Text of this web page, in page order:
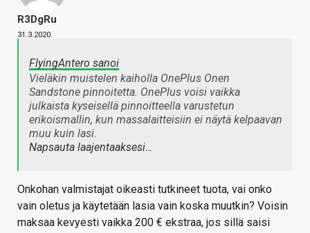
R3DgRu
31.3.2020
FlyingAntero sanoi
Vieläkin muistelen kaiholla OnePlus Onen
Sandstone pinnoitetta. OnePlus voisi vaikka
julkaista kyseisellä pinnoitteella varustetun
erikoismallin, kun massalaitteisiin ei näytä kelpaavan
muu kuin lasi.
Napsauta laajentaaksesi…
Onkohan valmistajat oikeasti tutkineet tuota, vai onko
vain oletus ja käytetään lasia vain koska muutkin? Voisin
maksaa kevyesti vaikka 200 € ekstraa, jos sillä saisi